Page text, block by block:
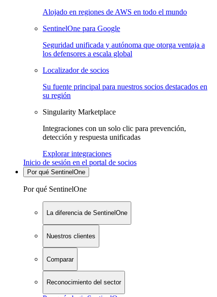
Alojado en regiones de AWS en todo el mundo
SentinelOne para Google
Seguridad unificada y autónoma que otorga ventaja a
los defensores a escala global
Localizador de socios
Su fuente principal para nuestros socios destacados en
su región
Singularity Marketplace
Integraciones con un solo clic para prevención,
detección y respuesta unificadas
Explorar integraciones
Inicio de sesión en el portal de socios
Por qué SentinelOne
Por qué SentinelOne
La diferencia de SentinelOne
Nuestros clientes
Comparar
Reconocimiento del sector